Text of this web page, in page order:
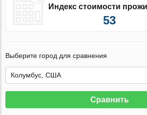
Индекс стоимости
53
Выберите город для сравнения
Сравнить